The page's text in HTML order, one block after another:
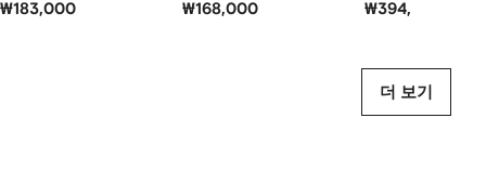
₩183,000 ₩168,000 ₩394,000
더 보기